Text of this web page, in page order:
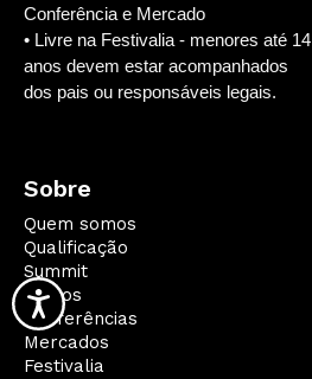
Conferência e Mercado
• Livre na Festivalia - menores até 14
anos devem estar acompanhados
dos pais ou responsáveis legais.
Sobre
Quem somos
Qualificação
Summit
Palcos
Conferências
Mercados
Festivalia